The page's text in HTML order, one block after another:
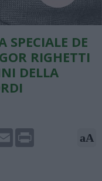
SPECIALE DE
RIGHETTI
DELLA
Email aA